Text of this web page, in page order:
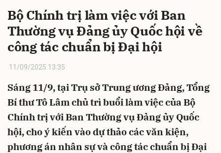
Bộ Chính trị làm việc với Ban
Thường vụ Đảng ủy Quốc hội về
công tác chuẩn bị Đại hội
11/09/2025 13:35
Sáng 11/9, tại Trụ sở Trung ương Đảng, Tổng
Bí thư Tô Lâm chủ trì buổi làm việc của Bộ
Chính trị với Ban Thường vụ Đảng ủy Quốc
hội, cho ý kiến vào dự thảo các văn kiện,
phương án nhân sự và công tác chuẩn bị Đại